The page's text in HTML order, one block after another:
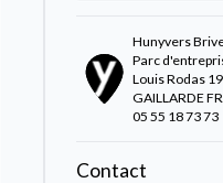
Hunyvers
Parc
Louis Rodas
GAILLARDE
05 55 18 73 73
Contact